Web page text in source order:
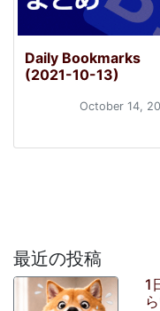
Daily Bookmarks
(2021-10-13)
October 14,
最近の投稿
1